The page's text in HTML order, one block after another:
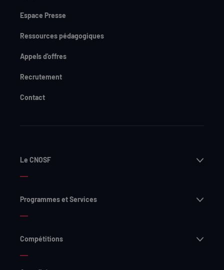
Espace Presse
Ressources pédagogiques
Appels d'offres
Recrutement
Contact
Le CNOSF
Programmes et Services
Compétitions